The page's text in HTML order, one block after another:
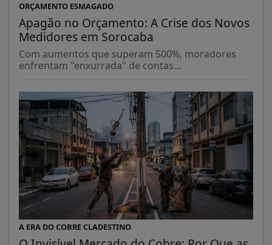
ORÇAMENTO ESMAGADO
Apagão no Orçamento: A Crise dos Novos
Medidores em Sorocaba
Com aumentos que superam 500%, moradores
enfrentam "enxurrada" de contas...
A ERA DO COBRE CLADESTINO